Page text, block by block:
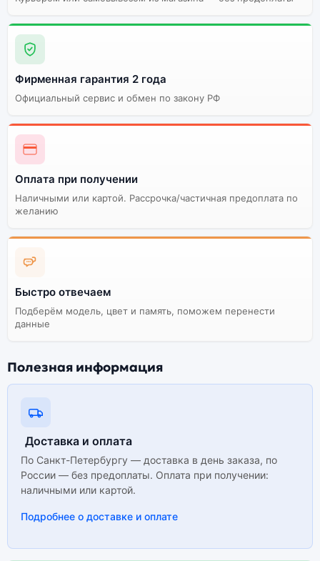
Фирменная гарантия 2 года
Официальный сервис и обмен по закону РФ
Оплата при получении
Наличными или картой. Рассрочка/частичная предоплата по
желанию
Быстро отвечаем
Подберём модель, цвет и память, поможем перенести
данные
Полезная информация
Доставка и оплата
По Санкт-Петербургу — доставка в день заказа, по
России — без предоплаты. Оплата при получении:
наличными или картой.
Подробнее о доставке и оплате